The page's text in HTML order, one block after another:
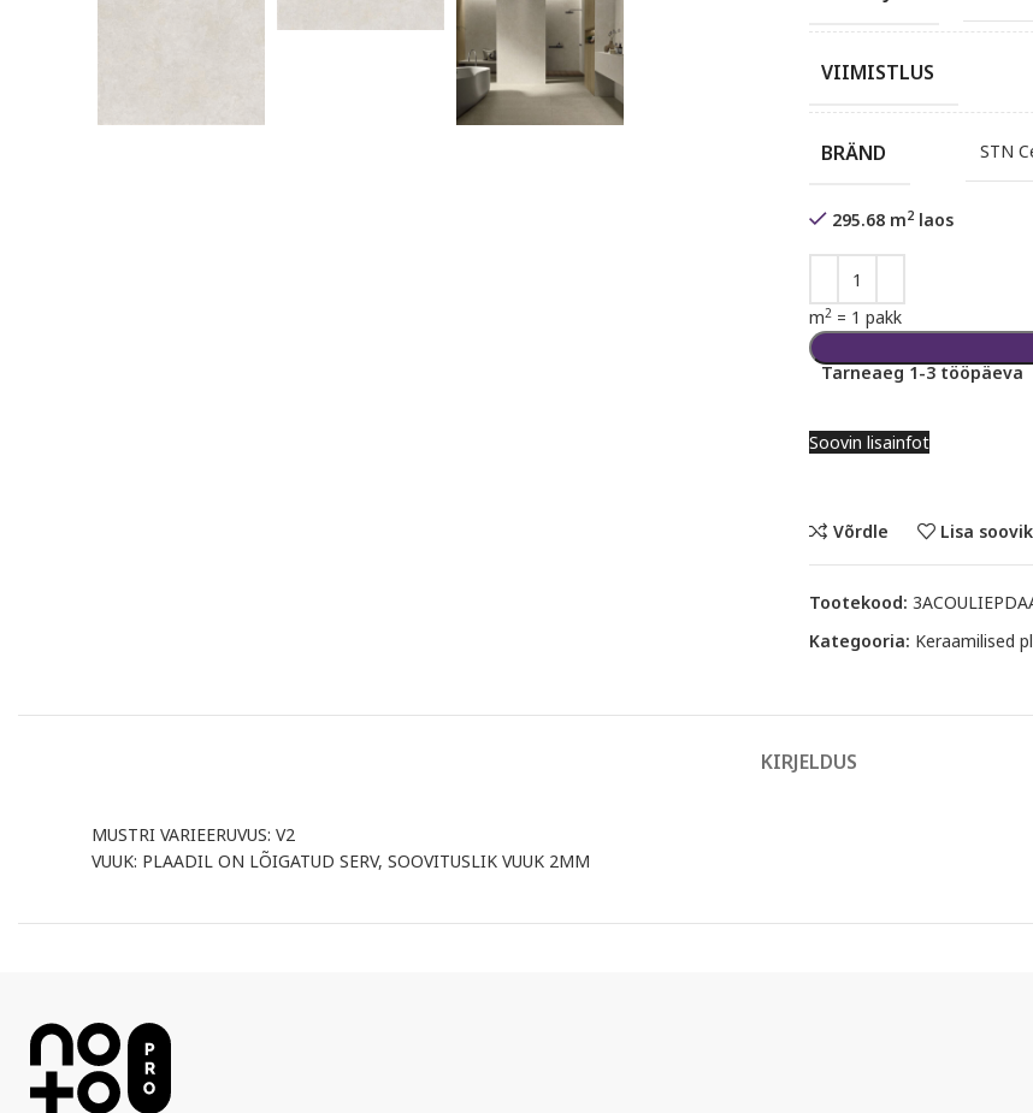
VIIMISTLUS
BRÄND STN
295.68 m2 laos
m2 = 1 pakk
Tarneaeg 1-3 tööpäeva
Soovin lisainfot
Võrdle Lisa
Tootekood:
Kategooria: Keraamilised
KIRJELDUS
MUSTRI VARIEERUVUS: V2
VUUK: PLAADIL ON LÕIGATUD SERV, SOOVITUSLIK VUUK 2MM